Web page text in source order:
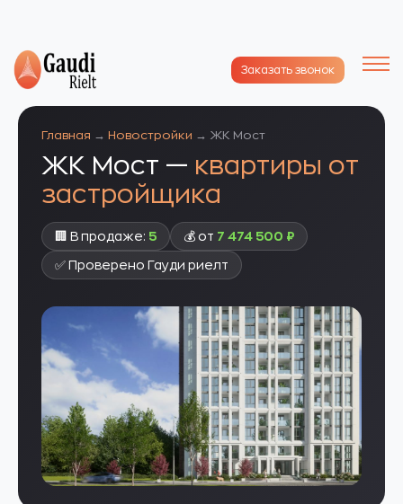
Заказать звонок
Главная → Новостройки → ЖК Мост
ЖК Мост — квартиры от
застройщика
🏢 В продаже: 5 💰 от 7 474 500 ₽
✅ Проверено Гауди риелт